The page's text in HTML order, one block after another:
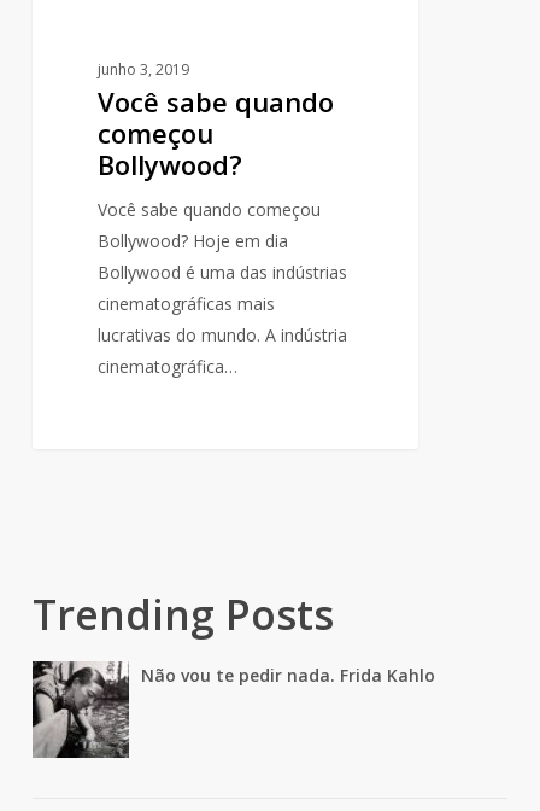
junho 3, 2019
Você sabe quando
começou
Bollywood?
Você sabe quando começou
Bollywood? Hoje em dia
Bollywood é uma das indústrias
cinematográficas mais
lucrativas do mundo. A indústria
cinematográfica…
Trending Posts
Não vou te pedir nada. Frida Kahlo